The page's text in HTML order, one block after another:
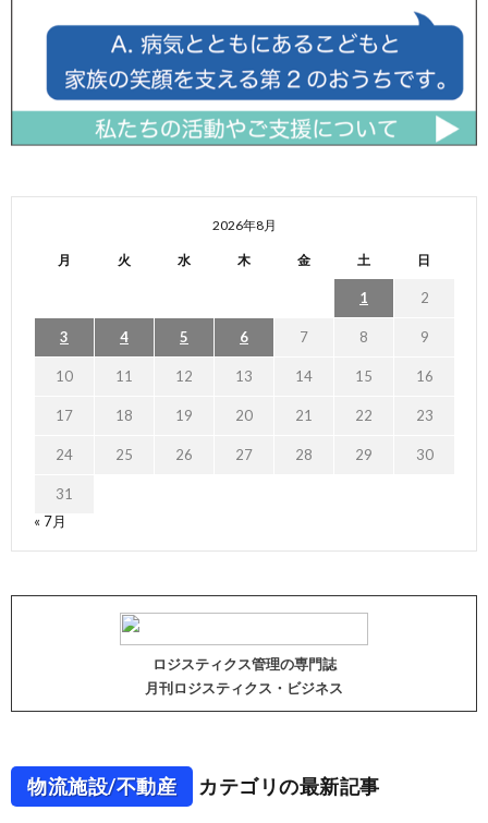
2026年8月
月 火 水 木 金 土 日
1 2
3 4 5 6 7 8 9
10 11 12 13 14 15 16
17 18 19 20 21 22 23
24 25 26 27 28 29 30
31
« 7月
ロジスティクス管理の専門誌
月刊ロジスティクス・ビジネス
物流施設/不動産 カテゴリの最新記事